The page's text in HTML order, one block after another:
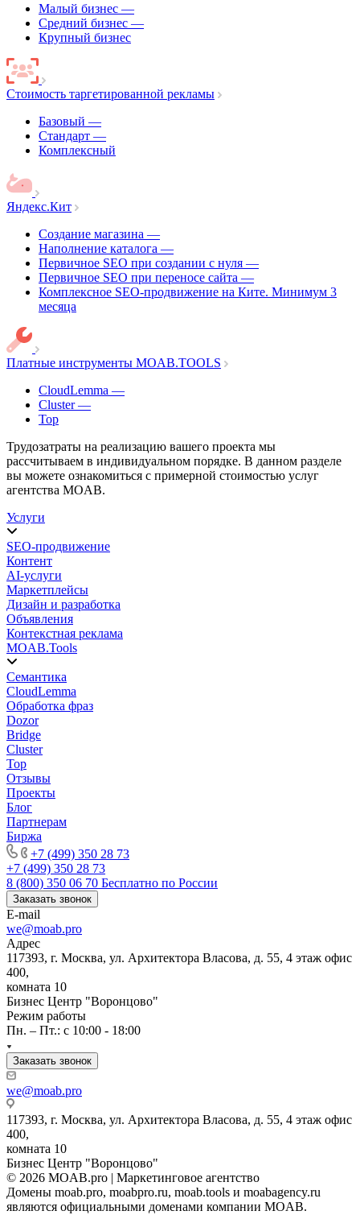
Малый бизнес —
Средний бизнес —
Крупный бизнес
Стоимость таргетированной рекламы
Базовый —
Стандарт —
Комплексный
Яндекс.Кит
Создание магазина —
Наполнение каталога —
Первичное SEO при создании с нуля —
Первичное SEO при переносе сайта —
Комплексное SEO-продвижение на Ките. Минимум 3
месяца
Платные инструменты MOAB.TOOLS
CloudLemma —
Cluster —
Top
Трудозатраты на реализацию вашего проекта мы
рассчитываем в индивидуальном порядке. В данном разделе
вы можете ознакомиться с примерной стоимостью услуг
агентства MOAB.
Услуги
SEO-продвижение
Контент
AI-услуги
Маркетплейсы
Дизайн и разработка
Объявления
Контекстная реклама
MOAB.Tools
Семантика
CloudLemma
Обработка фраз
Dozor
Bridge
Cluster
Top
Отзывы
Проекты
Блог
Партнерам
Биржа
+7 (499) 350 28 73
+7 (499) 350 28 73
8 (800) 350 06 70 Бесплатно по России
Заказать звонок
E-mail
we@moab.pro
Адрес
117393, г. Москва, ул. Архитектора Власова, д. 55, 4 этаж офис
400,
комната 10
Бизнес Центр "Воронцово"
Режим работы
Пн. – Пт.: с 10:00 - 18:00
Заказать звонок
we@moab.pro
117393, г. Москва, ул. Архитектора Власова, д. 55, 4 этаж офис
400,
комната 10
Бизнес Центр "Воронцово"
© 2026 MOAB.pro | Маркетинговое агентство
Домены moab.pro, moabpro.ru, moab.tools и moabagency.ru
являются официальными доменами компании MOAB.